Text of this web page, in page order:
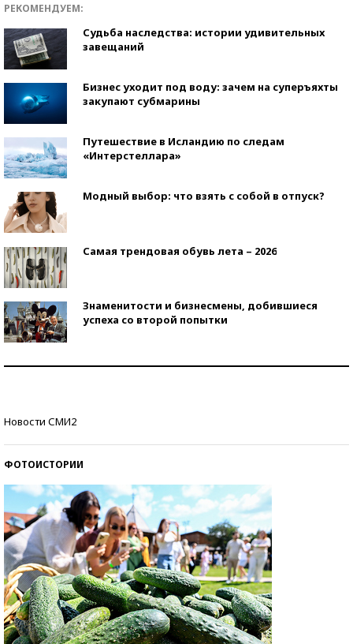
РЕКОМЕНДУЕМ:
Судьба наследства: истории удивительных
завещаний
Бизнес уходит под воду: зачем на суперъяхты
закупают субмарины
Путешествие в Исландию по следам
«Интерстеллара»
Модный выбор: что взять с собой в отпуск?
Самая трендовая обувь лета – 2026
Знаменитости и бизнесмены, добившиеся
успеха со второй попытки
Новости СМИ2
ФОТОИСТОРИИ